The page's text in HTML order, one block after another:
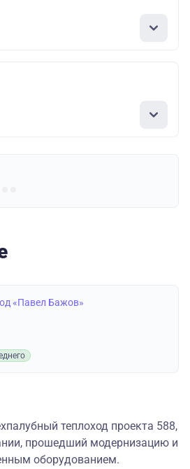
«Павел Бажов»
теплоход проекта 588,
прошедший модернизацию и
оборудованием.